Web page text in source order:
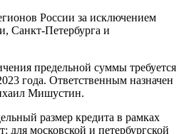
России за исключением
Санкт-Петербурга и
предельной суммы требуется
года. Ответственным назначен
Мишустин.
размер кредита в рамках
для московской и петербургской